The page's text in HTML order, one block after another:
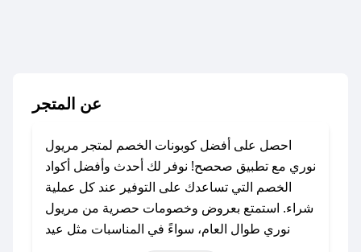
عن المتجر
احصل على أفضل كوبونات الخصم لمتجر مريول
نوري مع تطبيق صحصح! نوفر لك أحدث وأفضل أكواد
الخصم التي تساعدك على التوفير عند كل عملية
شراء. استمتع بعروض وخصومات حصرية من مريول
نوري طوال العام، سواءً في المناسبات مثل عيد